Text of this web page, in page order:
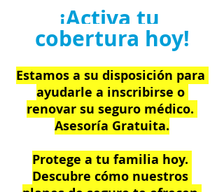
¡Activa tu
cobertura hoy!
Estamos a su disposición para
ayudarle a inscribirse o
renovar su seguro médico.
Asesoría Gratuita.
Protege a tu familia hoy.
Descubre cómo nuestros